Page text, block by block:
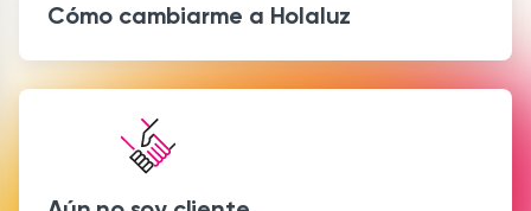
Cómo cambiarme a Holaluz